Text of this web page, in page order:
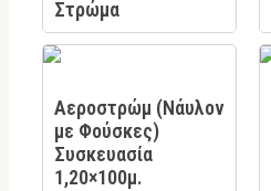
Στρώμα
Αεροστρώμ (Νάυλον
με Φούσκες)
Συσκευασία
1,20×100μ.